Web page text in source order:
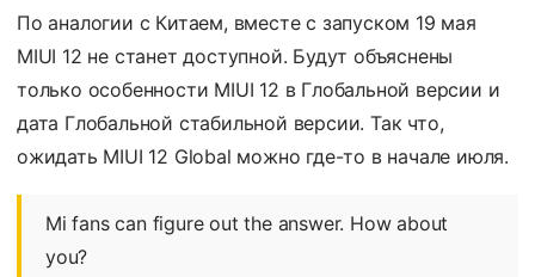
По аналогии с Китаем, вместе с запуском 19 мая
MIUI 12 не станет доступной. Будут объяснены
только особенности MIUI 12 в Глобальной версии и
дата Глобальной стабильной версии. Так что,
ожидать MIUI 12 Global можно где-то в начале июля.
Mi fans can figure out the answer. How about
you?